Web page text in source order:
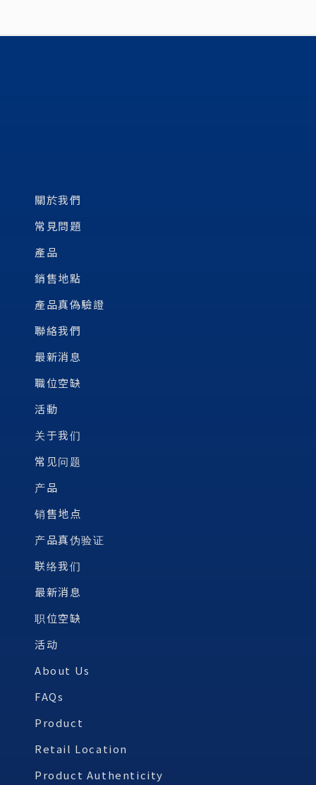
關於我們
常見問題
產品
銷售地點
產品真偽驗證
聯絡我們
最新消息
職位空缺
活動
关于我们
常见问题
产品
销售地点
产品真伪验证
联络我们
最新消息
职位空缺
活动
About Us
FAQs
Product
Retail Location
Product Authenticity